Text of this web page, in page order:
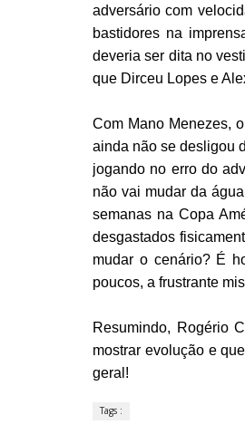
adversário com
bastidores na
deveria ser dita no
que Dirceu Lopes e
Com Mano Menezes,
ainda não se desligou
jogando no erro do
não vai mudar da
semanas na Copa
desgastados
mudar o cenário? É
poucos, a frustrante
Resumindo, Rogério
mostrar evolução e
geral!
Tags :